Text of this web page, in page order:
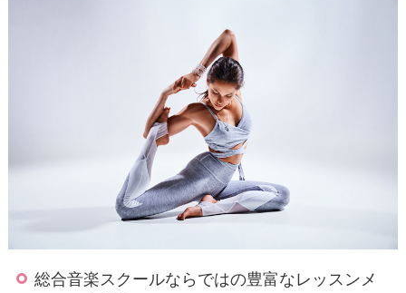
総合音楽スクールならではの豊富なレッスンメ